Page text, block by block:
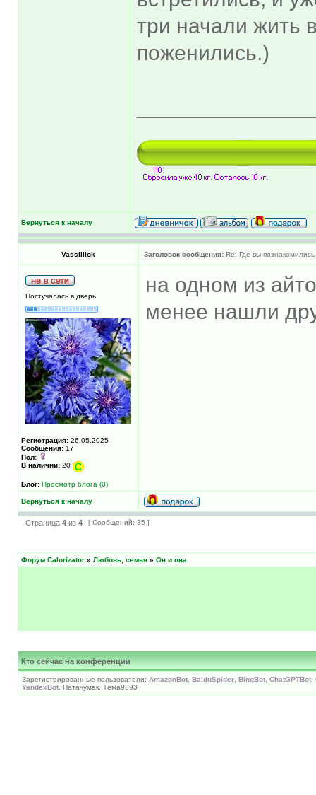
три начали жить
поженились.)
Вернуться к началу
Vassilliok Заголовок сообщения: Re: Где вы
Постучалась в дверь
Регистрация: 26.05.2025
Сообщения: 17
Пол:
В наличии: 20
Блог: Просмотр блога (0)
на одном из
менее нашли
Вернуться к началу
Страница 4 из 4 [ Сообщений: 35 ]
Форум Calorizator » Любовь, семья » Он и она
Кто сейчас на конференции
Зарегистрированные пользователи: AmazonBot BaiduSpider BingBot ChatGPTBot
YandexBot , Натачумак, Тëма9393